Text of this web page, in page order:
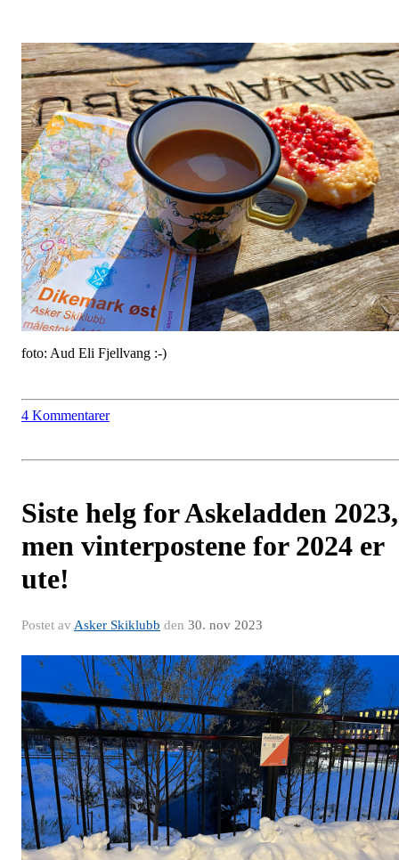
foto: Aud Eli Fjellvang :-)
4 Kommentarer
Siste helg for Askeladden 2023,
men vinterpostene for 2024 er
ute!
Postet av Asker Skiklubb den 30. nov 2023